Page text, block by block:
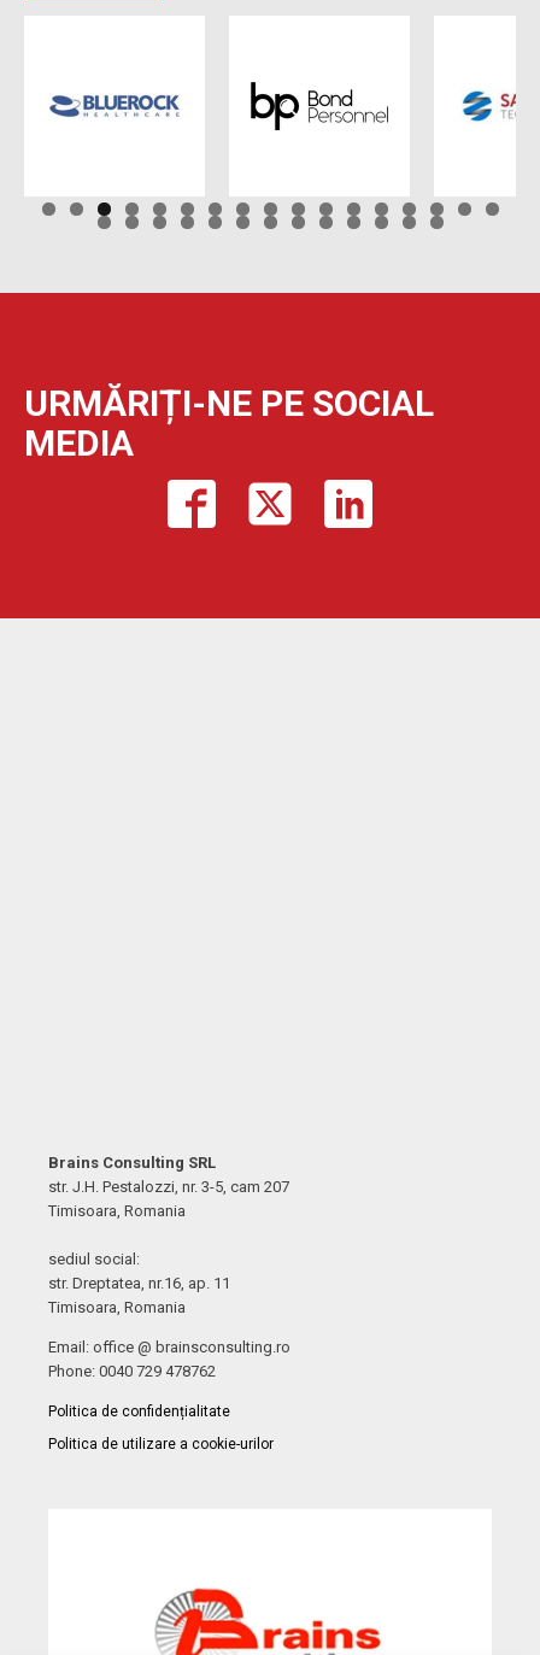
URMĂRIȚI-NE PE SOCIAL
MEDIA
Brains Consulting SRL
str. J.H. Pestalozzi, nr. 3-5, cam 207
Timisoara, Romania
sediul social:
str. Dreptatea, nr.16, ap. 11
Timisoara, Romania
Email: office @ brainsconsulting.ro
Phone: 0040 729 478762
Politica de confidențialitate
Politica de utilizare a cookie-urilor